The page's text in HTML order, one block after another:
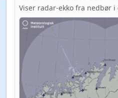
Viser radar-ekko fra nedbør i